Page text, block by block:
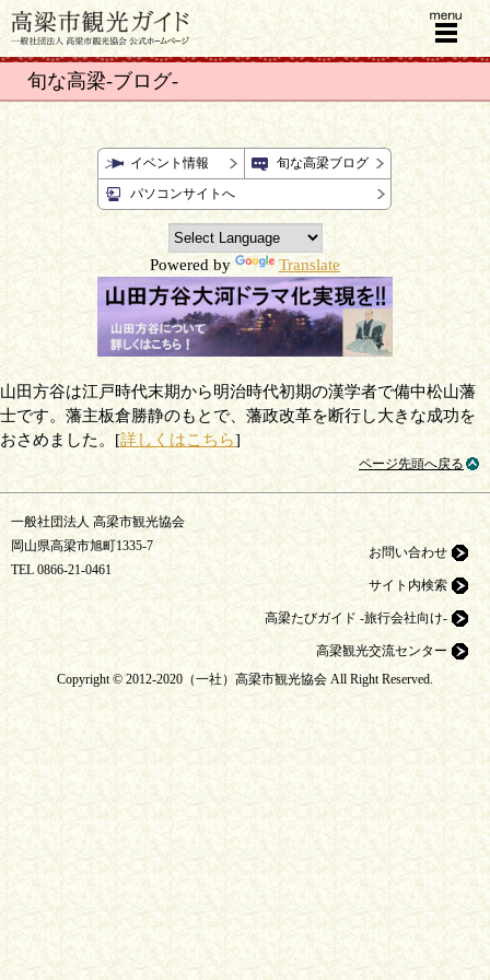
menu
旬な高梁-ブログ-
イベント情報
旬な高梁ブログ
パソコンサイトへ
Powered by Translate
山田方谷は江戸時代末期から明治時代初期の漢学者で備中松山藩
士です。藩主板倉勝静のもとで、藩政改革を断行し大きな成功を
おさめました。[詳しくはこちら]
ページ先頭へ戻る
一般社団法人 高梁市観光協会
岡山県高梁市旭町1335-7
TEL 0866-21-0461
お問い合わせ
サイト内検索
高梁たびガイド -旅行会社向け-
高梁観光交流センター
Copyright © 2012-2020（一社）高梁市観光協会 All Right Reserved.